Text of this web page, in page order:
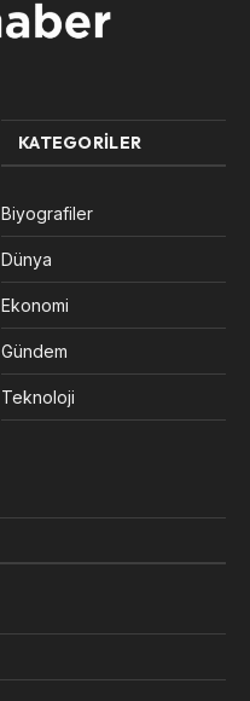
KATEGORILER
Biyografiler
Dünya
Ekonomi
Gündem
Teknoloji